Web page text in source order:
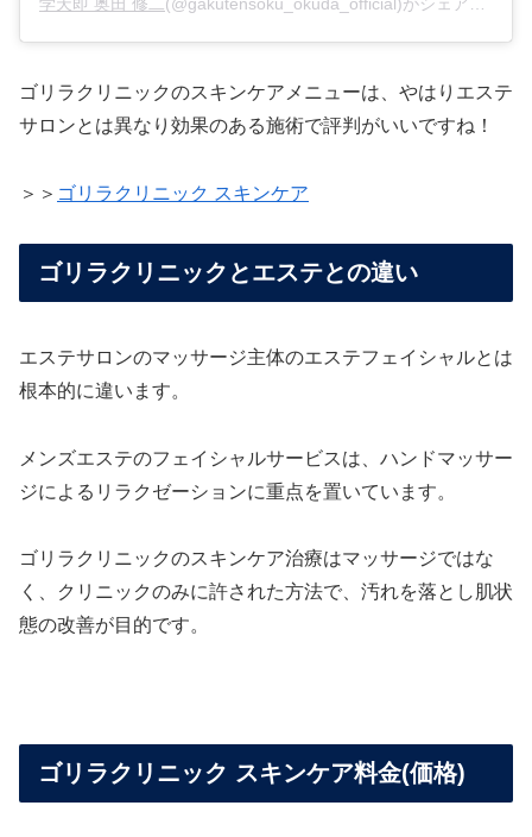
ゴリラクリニックのスキンケアメニューは、やはりエステ
サロンとは異なり効果のある施術で評判がいいですね！
＞＞ ゴリラクリニック スキンケア
ゴリラクリニックとエステとの違い
エステサロンのマッサージ主体のエステフェイシャルとは
根本的に違います。
メンズエステのフェイシャルサービスは、ハンドマッサー
ジによるリラクゼーションに重点を置いています。
ゴリラクリニックのスキンケア治療はマッサージではな
く、クリニックのみに許された方法で、汚れを落とし肌状
態の改善が目的です。
ゴリラクリニック スキンケア料金(価格)